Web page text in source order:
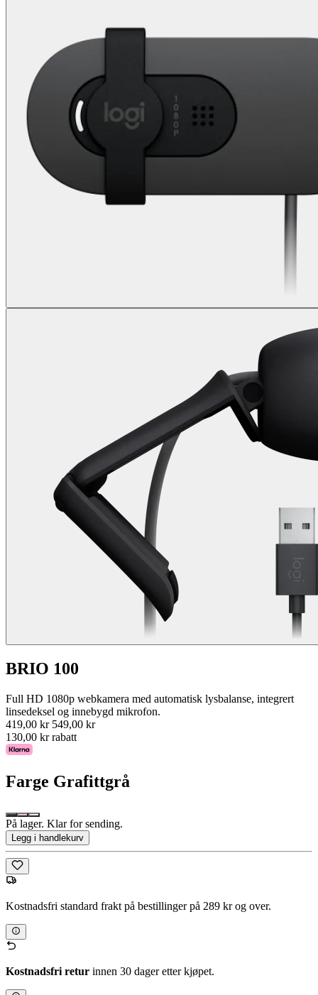
BRIO 100
Full HD 1080p webkamera med automatisk lysbalanse, integrert
linsedeksel og innebygd mikrofon.
419,00 kr 549,00 kr
130,00 kr rabatt
Farge Grafittgrå
På lager. Klar for sending.
Legg i handlekurv
Kostnadsfri standard frakt på bestillinger på 289 kr og over.
Kostnadsfri retur innen 30 dager etter kjøpet.